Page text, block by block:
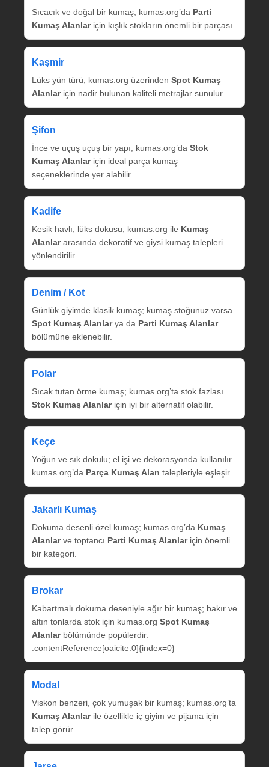
Sıcacık ve doğal bir kumaş; kumas.org’da Parti
Kumaş Alanlariçin kışlık stokların önemli bir parçası.
Kaşmir
Lüks yün türü; kumas.org üzerinden Spot Kumaş
Alanlariçin nadir bulunan kaliteli metrajlar sunulur.
Şifon
İnce ve uçuş uçuş bir yapı; kumas.org’da Stok
Kumaş Alanlariçin ideal parça kumaş
seçeneklerinde yer alabilir.
Kadife
Kesik havlı, lüks dokusu; kumas.org ile Kumaş
Alanlararasında dekoratif ve giysi kumaş talepleri
yönlendirilir.
Denim / Kot
Günlük giyimde klasik kumaş; kumaş stoğunuz varsa
Spot Kumaş Alanlarya da Parti Kumaş Alanlar
bölümüne eklenebilir.
Polar
Sıcak tutan örme kumaş; kumas.org’ta stok fazlası
Stok Kumaş Alanlariçin iyi bir alternatif olabilir.
Keçe
Yoğun ve sık dokulu; el işi ve dekorasyonda kullanılır.
kumas.org’da Parça Kumaş Alan talepleriyle eşleşir.
Jakarlı Kumaş
Dokuma desenli özel kumaş; kumas.org’da Kumaş
Alanlarve toptancı Parti Kumaş Alanlariçin önemli
bir kategori.
Brokar
Kabartmalı dokuma deseniyle ağır bir kumaş; bakır ve
altın tonlarda stok için kumas.org Spot Kumaş
Alanlarbölümünde popülerdir.
:contentReference[oaicite:0]{index=0}
Modal
Viskon benzeri, çok yumuşak bir kumaş; kumas.org’ta
Kumaş Alanlarile özellikle iç giyim ve pijama için
talep görür.